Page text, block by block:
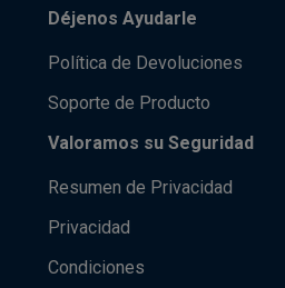
Déjenos Ayudarle
Política de Devoluciones
Soporte de Producto
Valoramos su Seguridad
Resumen de Privacidad
Privacidad
Condiciones